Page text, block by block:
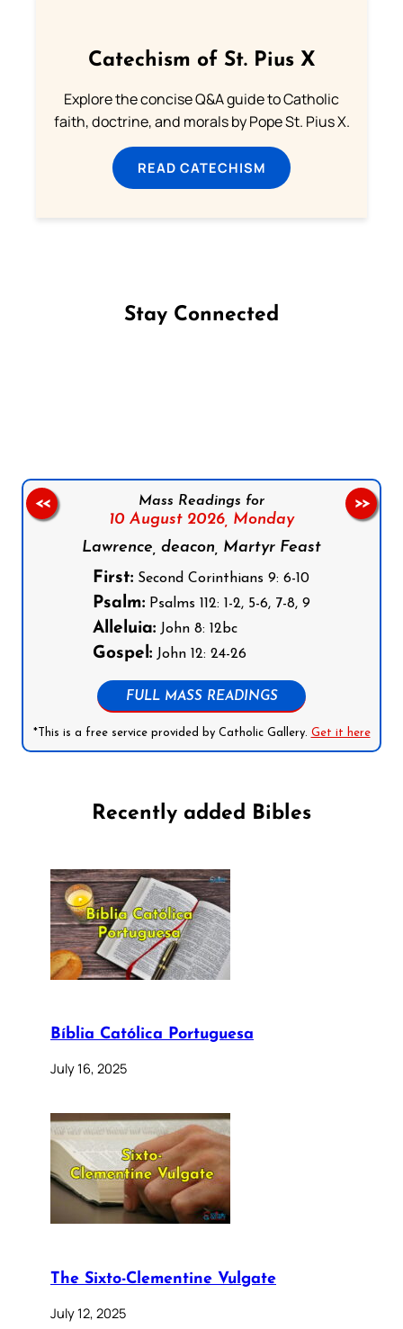
Catechism of St. Pius X
Explore the concise Q&A guide to Catholic
faith, doctrine, and morals by Pope St. Pius X.
READ CATECHISM
Stay Connected
Mass Readings for
10 August 2026, Monday
Lawrence, deacon, Martyr Feast
First: Second Corinthians 9: 6-10
Psalm: Psalms 112: 1-2, 5-6, 7-8, 9
Alleluia: John 8: 12bc
Gospel: John 12: 24-26
FULL MASS READINGS
*This is a free service provided by Catholic Gallery. Get it here
<< >>
Recently added Bibles
Bíblia Católica Portuguesa
July 16, 2025
The Sixto-Clementine Vulgate
July 12, 2025